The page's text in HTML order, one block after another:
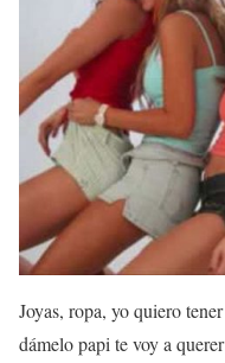
Joyas, ropa, yo quiero tener
dámelo papi te voy a querer